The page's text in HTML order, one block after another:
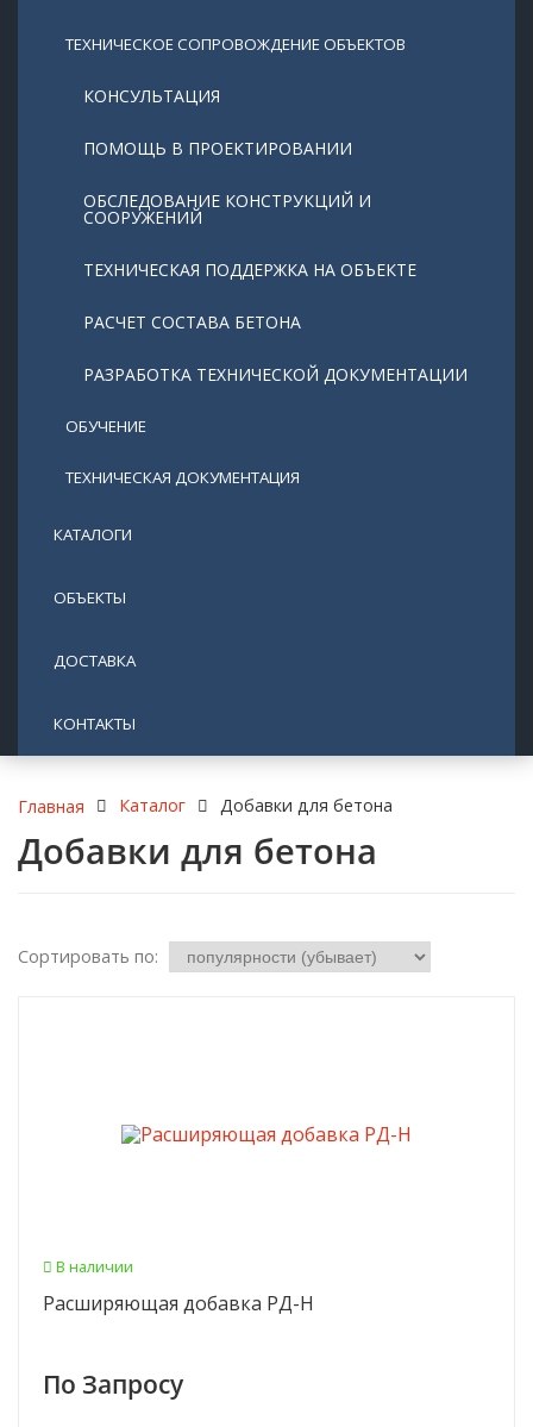
ТЕХНИЧЕСКОЕ СОПРОВОЖДЕНИЕ ОБЪЕКТОВ
КОНСУЛЬТАЦИЯ
ПОМОЩЬ В ПРОЕКТИРОВАНИИ
ОБСЛЕДОВАНИЕ КОНСТРУКЦИЙ И
СООРУЖЕНИЙ
ТЕХНИЧЕСКАЯ ПОДДЕРЖКА НА ОБЪЕКТЕ
РАСЧЕТ СОСТАВА БЕТОНА
РАЗРАБОТКА ТЕХНИЧЕСКОЙ ДОКУМЕНТАЦИИ
ОБУЧЕНИЕ
ТЕХНИЧЕСКАЯ ДОКУМЕНТАЦИЯ
КАТАЛОГИ
ОБЪЕКТЫ
ДОСТАВКА
КОНТАКТЫ
Главная Каталог Добавки для бетона
Добавки для бетона
Сортировать по:
В наличии
Расширяющая добавка РД-Н
По Запросу